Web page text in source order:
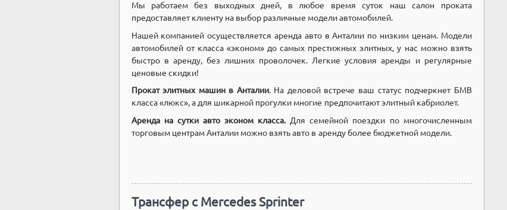
Мы работаем без выходных дней, в любое время суток наш салон проката
предоставляет клиенту на выбор различные модели автомобилей.
Нашей компанией осуществляется аренда авто в Анталии по низким ценам. Модели
автомобилей от класса «эконом» до самых престижных элитных, у нас можно взять
быстро в аренду, без лишних проволочек. Легкие условия аренды и регулярные
ценовые скидки!
Прокат элитных машин в Анталии. На деловой встрече ваш статус подчеркнет БМВ
класса «люкс», а для шикарной прогулки многие предпочитают элитный кабриолет.
Аренда на сутки авто эконом класса.Для семейной поездки по многочисленным
торговым центрам Анталии можно взять авто в аренду более бюджетной модели.
Трансфер с Mercedes Sprinter